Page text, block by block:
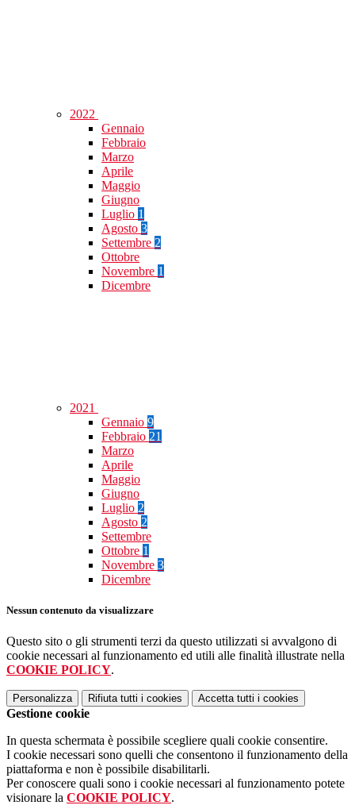
2022
Gennaio
Febbraio
Marzo
Aprile
Maggio
Giugno
Luglio 1
Agosto 3
Settembre 2
Ottobre
Novembre 1
Dicembre
2021
Gennaio 9
Febbraio 21
Marzo
Aprile
Maggio
Giugno
Luglio 2
Agosto 2
Settembre
Ottobre 1
Novembre 3
Dicembre
Nessun contenuto da visualizzare
Questo sito o gli strumenti terzi da questo utilizzati si avvalgono di
cookie necessari al funzionamento ed utili alle finalità illustrate nella
COOKIE POLICY.
Personalizza Rifiuta tutti i cookies Accetta tutti i cookies
Gestione cookie
In questa schermata è possibile scegliere quali cookie consentire.
I cookie necessari sono quelli che consentono il funzionamento della
piattaforma e non è possibile disabilitarli.
Per conoscere quali sono i cookie necessari al funzionamento potete
visionare la COOKIE POLICY.